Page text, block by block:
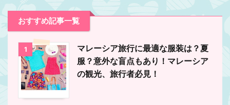
おすすめ記事一覧
1
マレーシア旅行に最適な服装は？夏
服？意外な盲点もあり！マレーシア
の観光、旅行者必見！